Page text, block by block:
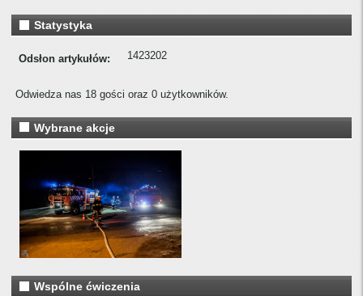
Statystyka
Odsłon artykułów: 1423202
Odwiedza nas 18 gości oraz 0 użytkowników.
Wybrane akcje
Wspólne ćwiczenia